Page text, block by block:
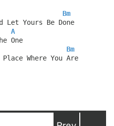
Bm
Let Yours Be Done
A
One
Bm
Place Where You Are